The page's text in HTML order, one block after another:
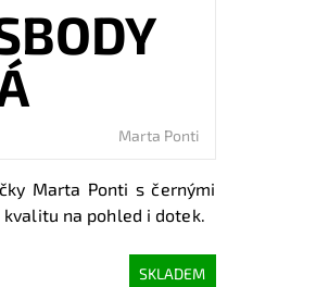
Marta Ponti
Marta Ponti s černými
na pohled i dotek.
SKLADEM